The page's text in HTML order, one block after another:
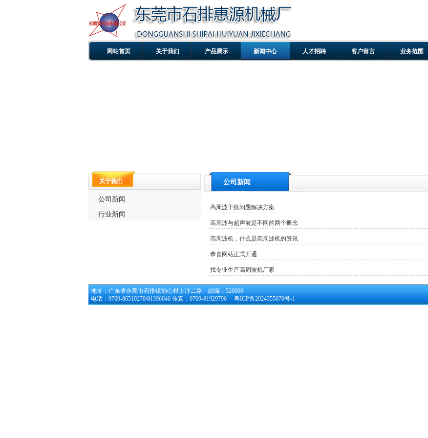
网站首页 关于我们 产品展示 新闻中心 人才招聘 客户留言 业务范围
关于我们
公司新闻
行业新闻
公司新闻
高周波干扰问题解决方案
高周波与超声波是不同的两个概念
高周波机，什么是高周波机的资讯
恭喜网站正式开通
找专业生产高周波机厂家
地址：广东省东莞市石排镇埔心村上汴二路 邮编：520000
电话：0769-86510270/81396046 传真：0769-81929796 粤ICP备2024355070号-1